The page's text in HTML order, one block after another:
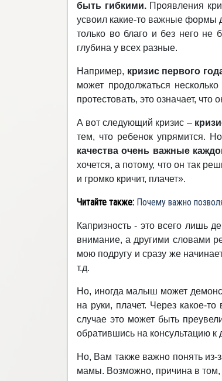
быть гибкими.Проявления
усвоил какие-то важные формы
только во благо и без него не
глубина у всех разные.
Например, кризис первого
может продолжаться
протестовать, это означает,
А вот следующий кризис –
тем, что ребенок упрямится.
качества очень важные
хочется, а потому, что он так
и громко кричит, плачет».
Читайте также: Почему важно
Капризность - это всего лишь
внимание, а другими словами
мою подругу и сразу же
т.д.
Но, иногда малыш может
на руки, плачет. Через какое-
случае это может быть
обратившись на консультацию к
Но, Вам также важно понять из-
мамы. Возможно, причина в